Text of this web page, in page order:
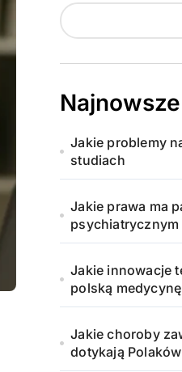
Jakie problemy
studiach
Jakie prawa ma
psychiatrycznym
Jakie innowacje
polską medycynę
Jakie choroby
dotykają Polaków